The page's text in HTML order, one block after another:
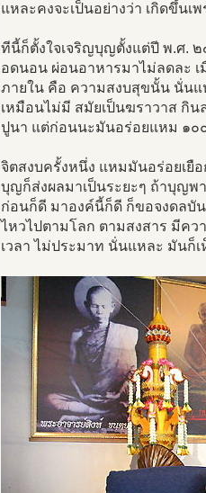
แหละคงจะเป็นอย่างว่า เกิดขึ้นเ
ทีนี้ก็ตั้งใจเจริญบุญตั้งแต่ปี พ.ศ.
อดนอน ผ่อนอาหารมาไม่ลดละ เ
ภายใน คือ ความสงบสุขนั้น นั่นแ
เหมือนไม่มี สมัยเป็นฆราวาส กิ
ปูนา แต่ก่อนนะมันอร่อยแหม ๑๐
จิตสงบครั้งหนึ่ง แหมมันอร่อยเยื
บุญก็ส่งผลมาเป็นระยะๆ ถ้าบุญพ
ก่อนก็ดี มาองค์นี้ก็ดี ก็ขอจงดลบั
ไหวไปตามโลก ตามสงสาร มีคว
เวลา ไม่ประมาท นั่นแหละ มันก็